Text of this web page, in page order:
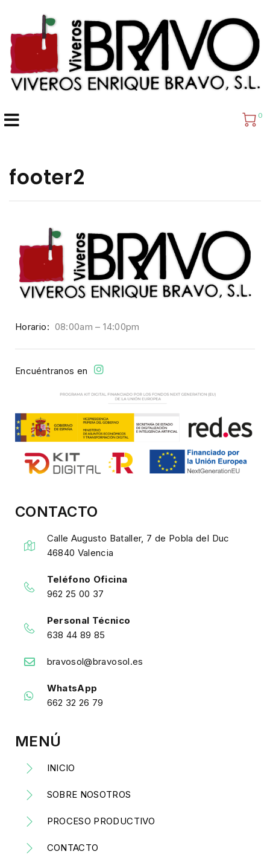
0
footer2
Horario: 08:00am – 14:00pm
Encuéntranos en
CONTACTO
Calle Augusto Bataller, 7 de Pobla del Duc
46840 Valencia
Teléfono Oficina
962 25 00 37
Personal Técnico
638 44 89 85
bravosol@bravosol.es
WhatsApp
662 32 26 79
MENÚ
INICIO
SOBRE NOSOTROS
PROCESO PRODUCTIVO
CONTACTO